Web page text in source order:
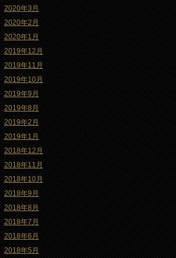
2020年3月
2020年2月
2020年1月
2019年12月
2019年11月
2019年10月
2019年9月
2019年8月
2019年2月
2019年1月
2018年12月
2018年11月
2018年10月
2018年9月
2018年8月
2018年7月
2018年6月
2018年5月